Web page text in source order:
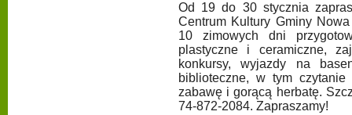
Od 19 do 30 stycznia
Centrum Kultury Gminy
10 zimowych dni
plastyczne i ceramiczne,
konkursy, wyjazdy na
biblioteczne, w tym
zabawę i gorącą herbatę.
74-872-2084. Zapraszamy!